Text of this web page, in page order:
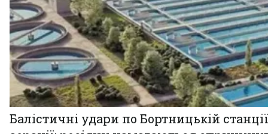
Балістичні удари по Бортницькій станції